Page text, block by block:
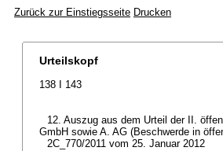
Zurück zur Einstiegsseite Drucken
Urteilskopf
138 I 143
12. Auszug aus dem Urteil der II.
GmbH sowie A. AG (Beschwerde in
2C_770/2011 vom 25. Januar 2012